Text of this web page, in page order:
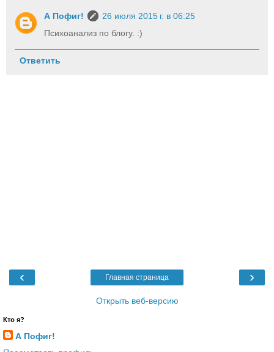
А Пофиг!
26 июля 2015 г. в 06:25
Психоанализ по блогу. :)
Ответить
‹ ›
Главная страница
Открыть веб-версию
Кто я?
А Пофиг!